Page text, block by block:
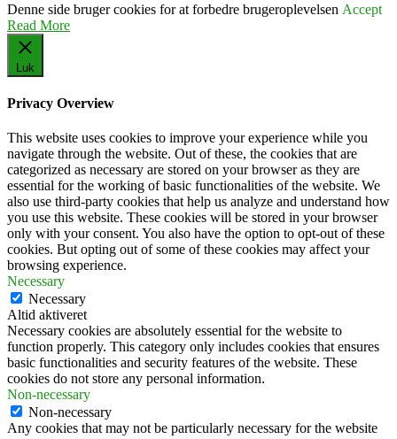
Denne side bruger cookies for at forbedre brugeroplevelsen Accept
Read More
Luk
Privacy Overview
This website uses cookies to improve your experience while you
navigate through the website. Out of these, the cookies that are
categorized as necessary are stored on your browser as they are
essential for the working of basic functionalities of the website. We
also use third-party cookies that help us analyze and understand how
you use this website. These cookies will be stored in your browser
only with your consent. You also have the option to opt-out of these
cookies. But opting out of some of these cookies may affect your
browsing experience.
Necessary
Necessary
Altid aktiveret
Necessary cookies are absolutely essential for the website to
function properly. This category only includes cookies that ensures
basic functionalities and security features of the website. These
cookies do not store any personal information.
Non-necessary
Non-necessary
Any cookies that may not be particularly necessary for the website